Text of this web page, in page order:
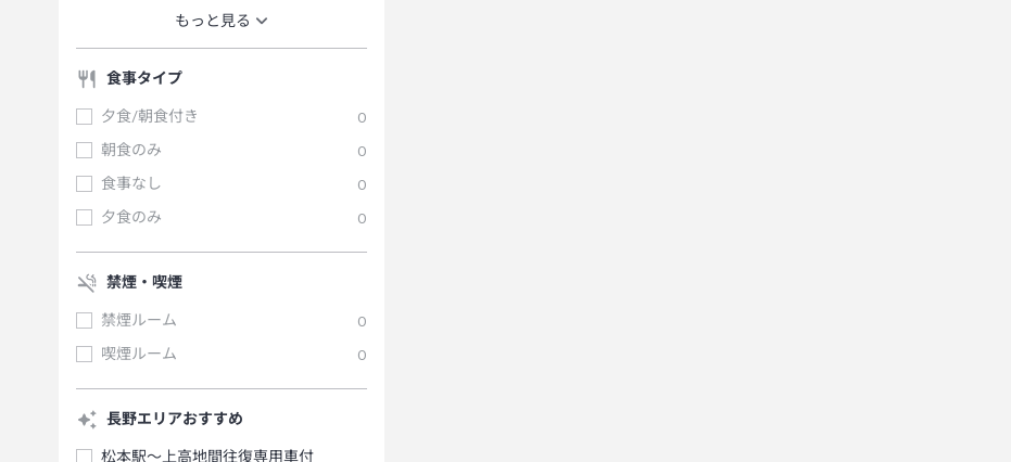
もっと見る
食事タイプ
夕食/朝食付き
0
朝食のみ
0
食事なし
0
夕食のみ
0
禁煙・喫煙
禁煙ルーム
0
喫煙ルーム
0
長野エリアおすすめ
松本駅～上高地間往復専用車付